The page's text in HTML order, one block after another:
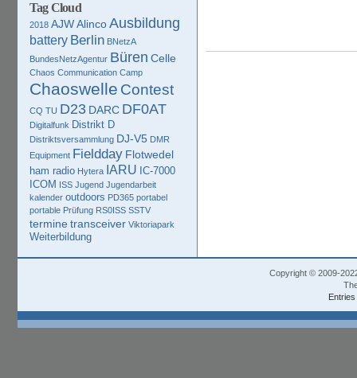
Tag Cloud
2018 AJWAlincoAusbildung
battery Berlin BNetzA
BundesNetzAgentur Büren Celle
Chaos Communication Camp
Chaoswelle Contest
CQ TU D23 DARC DF0AT
Digitalfunk Distrikt D
Distriktsversammlung DJ-V5 DMR
Equipment Fieldday Flotwedel
ham radio Hytera IARU IC-7000
ICOM ISS Jugend Jugendarbeit
kalender outdoors PD365 portabel
portable Prüfung RS0ISS SSTV
termine transceiver Viktoriapark
Weiterbildung
Copyright © 2009-